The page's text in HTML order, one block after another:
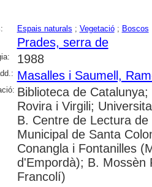
Espais naturals ; Vegetació; Boscos
Prades, serra de
1988
Masalles i Saumell,
Biblioteca de
Rovira i Virgili;
B. Centre de Lectura
Municipal de Santa
Conangla i Fontanilles
d'Empordà); B. Mossèn
Francolí)